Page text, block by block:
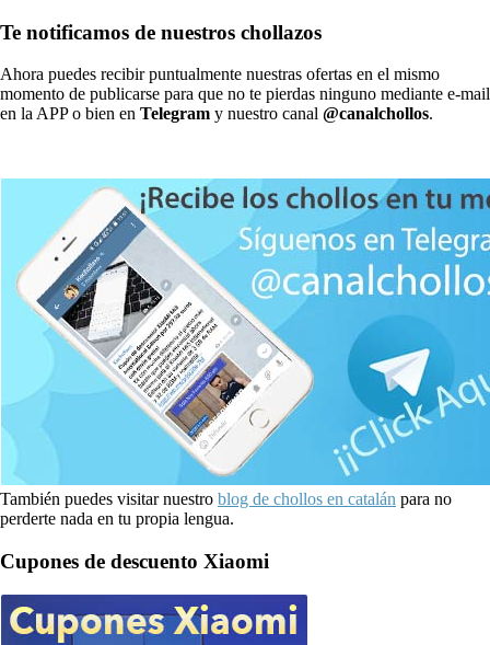
Te notificamos de nuestros chollazos
Ahora puedes recibir puntualmente nuestras ofertas en el mismo
momento de publicarse para que no te pierdas ninguno mediante e-mail
en la APP o bien en Telegram y nuestro canal @canalchollos.
También puedes visitar nuestro blog de chollos en catalán para no
perderte nada en tu propia lengua.
Cupones de descuento Xiaomi